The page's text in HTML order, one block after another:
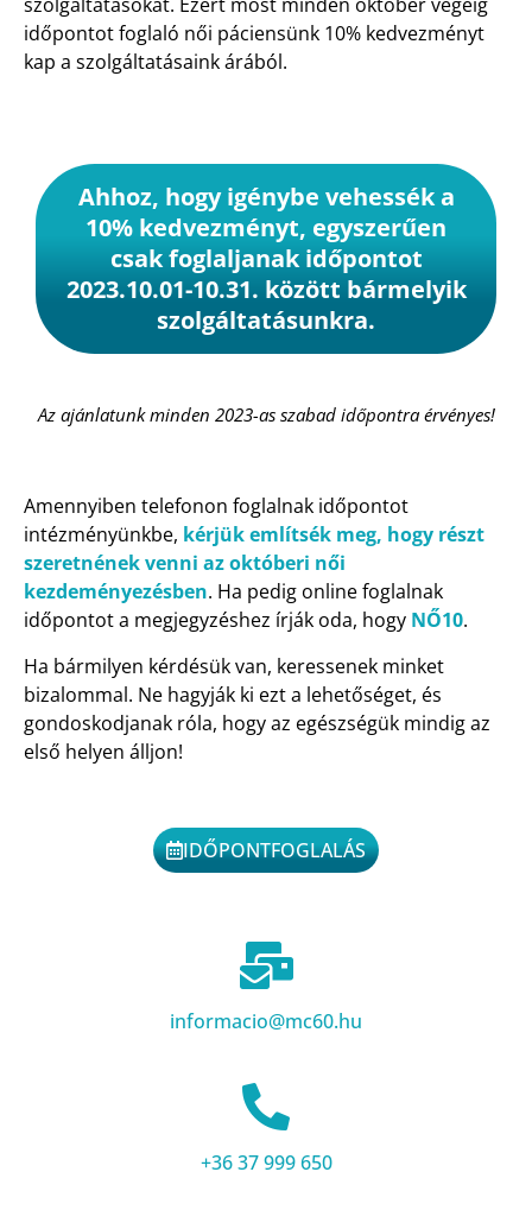
időpontot foglaló női páciensünk 10% kedvezményt
kap a szolgáltatásaink árából.
Ahhoz, hogy igénybe vehessék a
10% kedvezményt, egyszerűen
csak foglaljanak időpontot
2023.10.01-10.31. között bármelyik
szolgáltatásunkra.
Az ajánlatunk minden 2023-as szabad időpontra érvényes!
Amennyiben telefonon foglalnak időpontot
intézményünkbe, kérjük említsék meg, hogy részt
szeretnének venni az októberi női
kezdeményezésben. Ha pedig online foglalnak
időpontot a megjegyzéshez írják oda, hogy NŐ10.
Ha bármilyen kérdésük van, keressenek minket
bizalommal. Ne hagyják ki ezt a lehetőséget, és
gondoskodjanak róla, hogy az egészségük mindig az
első helyen álljon!
IDŐPONTFOGLALÁS
informacio@mc60.hu
+36 37 999 650